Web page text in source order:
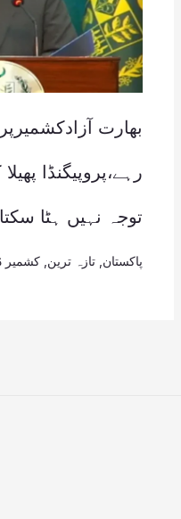
بھارت
رہے،پروپیگنڈا
توجہ نہیں ہٹا
پاکستان تازہ ترین کشمیر